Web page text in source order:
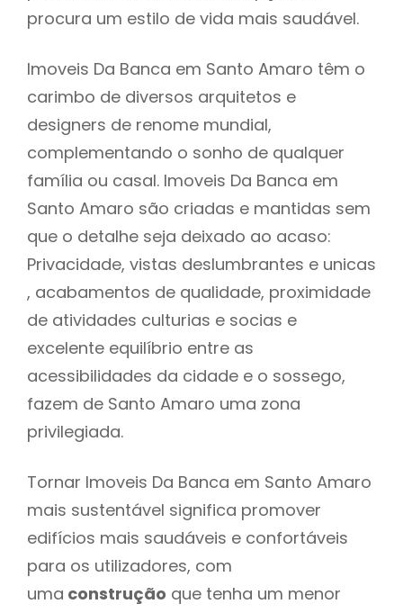
procura um estilo de vida mais saudável.
Imoveis Da Banca em Santo Amaro têm o
carimbo de diversos arquitetos e
designers de renome mundial,
complementando o sonho de qualquer
família ou casal. Imoveis Da Banca em
Santo Amaro são criadas e mantidas sem
que o detalhe seja deixado ao acaso:
Privacidade, vistas deslumbrantes e unicas
, acabamentos de qualidade, proximidade
de atividades culturias e socias e
excelente equilíbrio entre as
acessibilidades da cidade e o sossego,
fazem de Santo Amaro uma zona
privilegiada.
Tornar Imoveis Da Banca em Santo Amaro
mais sustentável significa promover
edifícios mais saudáveis e confortáveis
para os utilizadores, com
uma construção que tenha um menor